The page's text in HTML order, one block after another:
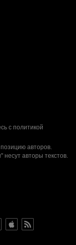
с политикой
авторов.
несут авторы текстов.